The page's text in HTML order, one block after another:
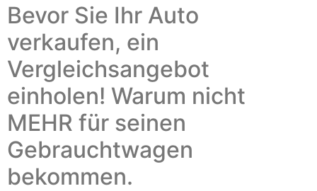
Bevor Sie Ihr Auto
verkaufen, ein
Vergleichsangebot
einholen! Warum nicht
MEHR für seinen
Gebrauchtwagen
bekommen.